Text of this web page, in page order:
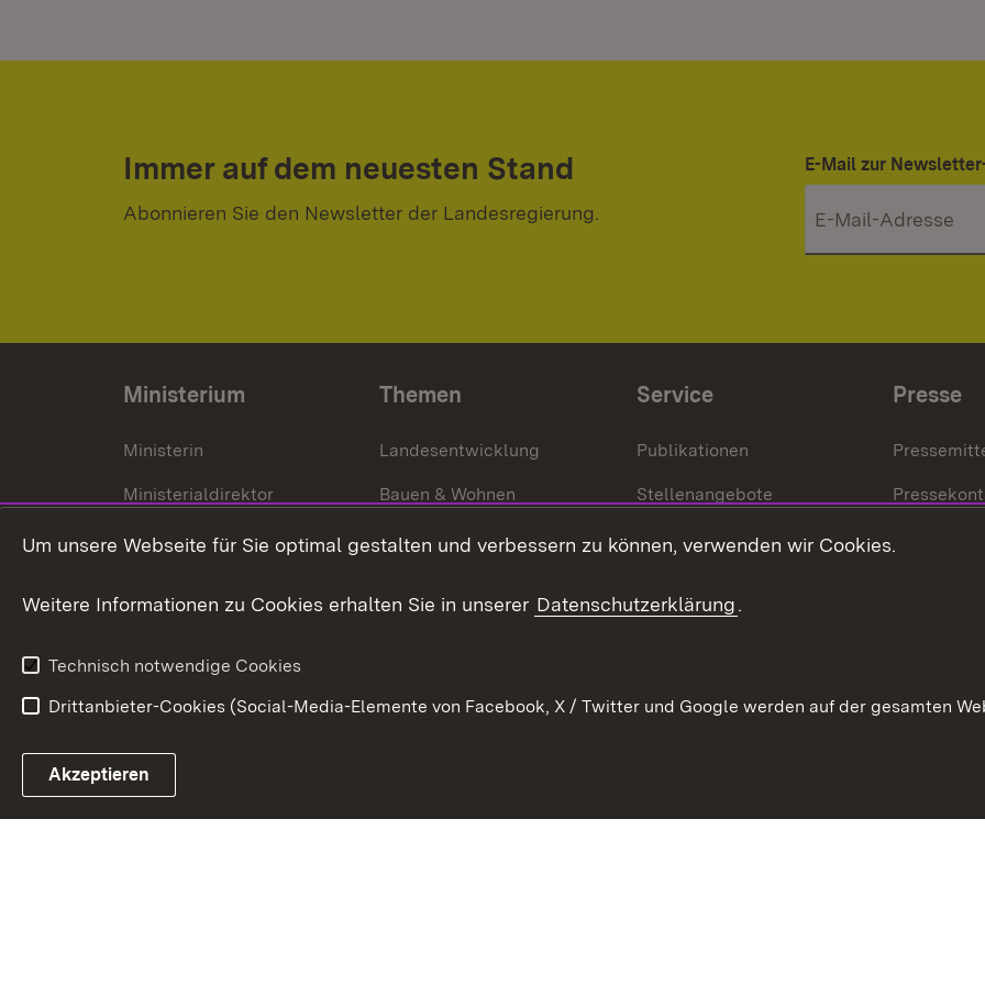
Immer auf dem neuesten Stand
Abonnieren Sie den Newsletter der Landesregierung.
E-Mail zur
Ministerium
Ministerin
Ministerialdirektor
Organisation und Aufgaben
Themen
Landesentwicklung
Bauen & Wohnen
Städtebau
Service
Publikationen
Stellenangebote
Kontakt
Presse
Link zum Landesportal
Um unsere Webseite für Sie optimal gestalten und verbessern zu können, verwenden wir Cookies.
Weitere Informationen zu Cookies erhalten Sie in unserer Datenschutzerklärung.
Technisch notwendige Cookies
Drittanbieter-Cookies (Social-Media-Elemente von Facebook, X / Twitter und Google werden auf der gesamten
Akzeptieren